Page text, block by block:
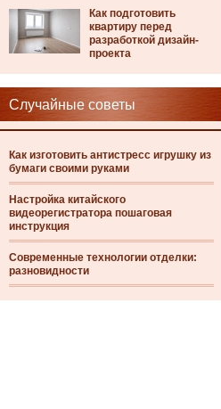
Как подготовить
квартиру перед
разработкой дизайн-
проекта
Случайные советы
Как изготовить антистресс игрушку из
бумаги своими руками
Настройка китайского
видеорегистратора пошаговая
инструкция
Современные технологии отделки:
разновидности